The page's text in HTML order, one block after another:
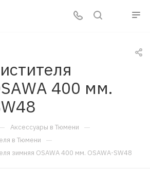
400 мм.
Аксессуары в Тюмени —
в Тюмени —
зимняя OSAWA 400 мм. OSAWA-SW48